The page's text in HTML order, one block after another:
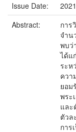
Issue Date:
2021
Abstract:
การ
จำน
พบว่
ได้แ
ระห
ควา
ยอม
พระ
และ
ตัวล
การ